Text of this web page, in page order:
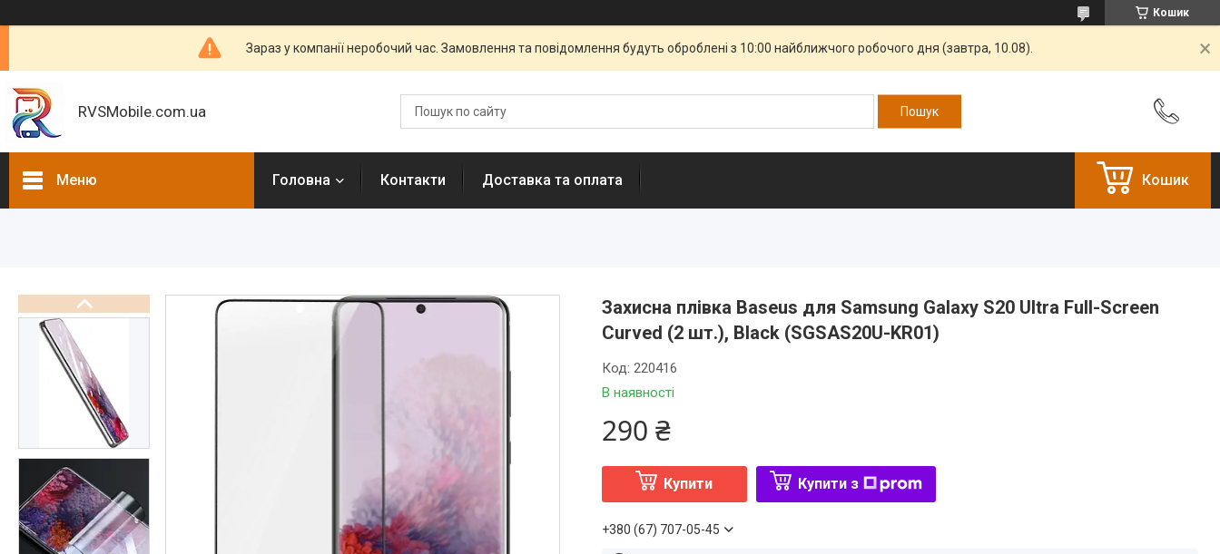
Кошик
Зараз у компанії неробочий час. Замовлення та повідомлення будуть оброблені з 10:00 найближчого робочого дня (завтра, 10.08).
RVSMobile.com.ua
Меню Головна Контакти Доставка та оплата Кошик
Захисна плівка Baseus для Samsung Galaxy S20 Ultra Full-Screen
Curved (2 шт.), Black (SGSAS20U-KR01)
В наявності
Код: 220416
290 ₴
Купити Купити з
+380 (67) 707-05-45